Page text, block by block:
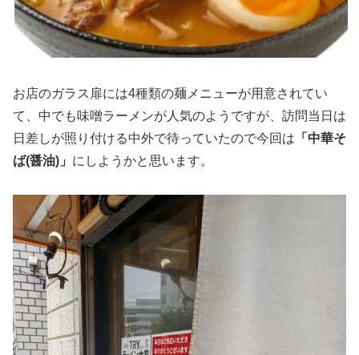
お店のガラス扉には4種類の麺メニューが用意されてい
て、中でも味噌ラーメンが人気のようですが、訪問当日は
日差しが照り付ける中外で待っていたので今回は 「中華そ
ば(醤油)」 にしようかと思います。